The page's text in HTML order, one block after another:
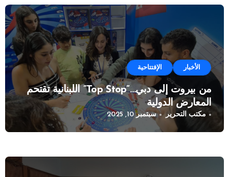
الأخبار الإفتتاحية
من بيروت إلى دبي…”Top Stop” اللبنانية تقتحم
المعارض الدولية
مكتب التحرير سبتمبر 10, 2025